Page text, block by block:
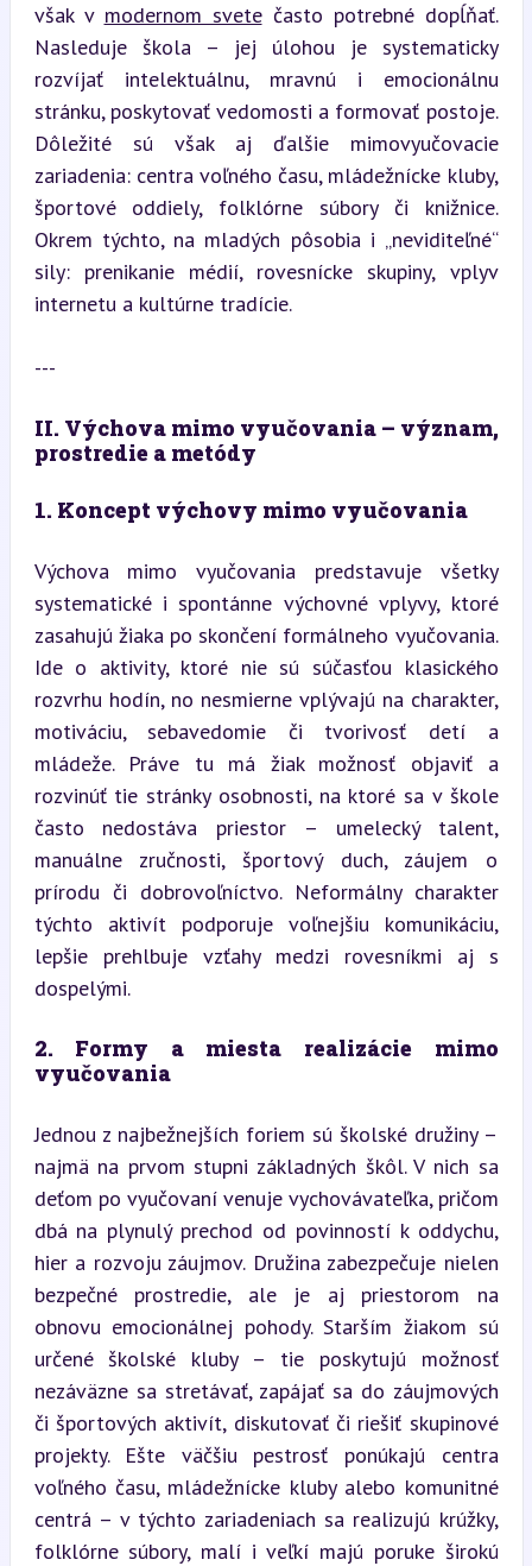
však v modernom svete často potrebné dopĺňať.
Nasleduje škola – jej úlohou je systematicky
rozvíjať intelektuálnu, mravnú i emocionálnu
stránku, poskytovať vedomosti a formovať postoje.
Dôležité sú však aj ďalšie mimovyučovacie
zariadenia: centra voľného času, mládežnícke kluby,
športové oddiely, folklórne súbory či knižnice.
Okrem týchto, na mladých pôsobia i „neviditeľné“
sily: prenikanie médií, rovesnícke skupiny, vplyv
internetu a kultúrne tradície.
---
II. Výchova mimo vyučovania – význam,
prostredie a metódy
1. Koncept výchovy mimo vyučovania
Výchova mimo vyučovania predstavuje všetky
systematické i spontánne výchovné vplyvy, ktoré
zasahujú žiaka po skončení formálneho vyučovania.
Ide o aktivity, ktoré nie sú súčasťou klasického
rozvrhu hodín, no nesmierne vplývajú na charakter,
motiváciu, sebavedomie či tvorivosť detí a
mládeže. Práve tu má žiak možnosť objaviť a
rozvinúť tie stránky osobnosti, na ktoré sa v škole
často nedostáva priestor – umelecký talent,
manuálne zručnosti, športový duch, záujem o
prírodu či dobrovoľníctvo. Neformálny charakter
týchto aktivít podporuje voľnejšiu komunikáciu,
lepšie prehlbuje vzťahy medzi rovesníkmi aj s
dospelými.
2. Formy a miesta realizácie mimo
vyučovania
Jednou z najbežnejších foriem sú školské družiny –
najmä na prvom stupni základných škôl. V nich sa
deťom po vyučovaní venuje vychovávateľka, pričom
dbá na plynulý prechod od povinností k oddychu,
hier a rozvoju záujmov. Družina zabezpečuje nielen
bezpečné prostredie, ale je aj priestorom na
obnovu emocionálnej pohody. Starším žiakom sú
určené školské kluby – tie poskytujú možnosť
nezáväzne sa stretávať, zapájať sa do záujmových
či športových aktivít, diskutovať či riešiť skupinové
projekty. Ešte väčšiu pestrosť ponúkajú centra
voľného času, mládežnícke kluby alebo komunitné
centrá – v týchto zariadeniach sa realizujú krúžky,
folklórne súbory, malí i veľkí majú poruke širokú